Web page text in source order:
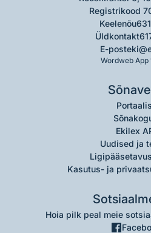
Registrikood
Keelenõu
Üldkontakt
E-post
Wordweb App
Ekilex
Uudised ja
Kasutus- ja
Hoia pilk peal meie